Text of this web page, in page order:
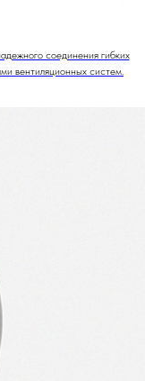
соединения гибких
вентиляционных систем.